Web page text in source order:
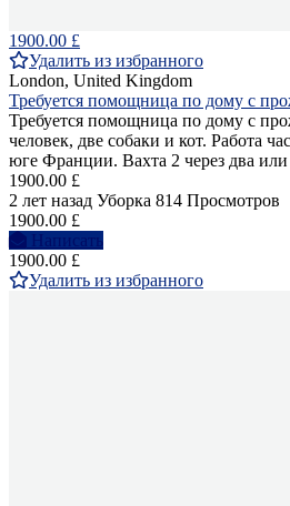
1900.00 £
Удалить из избранного
London, United Kingdom
Требуется помощница по дому с
Требуется помощница по дому с
человек, две собаки и кот. Работа
юге Франции. Вахта 2 через два или
1900.00 £
2 лет назад Уборка 814 Просмотров
1900.00 £
Написать
1900.00 £
Удалить из избранного